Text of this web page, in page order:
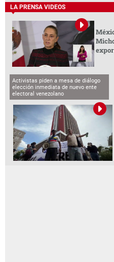
LA PRENSA VIDEOS
Activistas piden a mesa de diálogo
elección inmediata de nuevo ente
electoral venezolano